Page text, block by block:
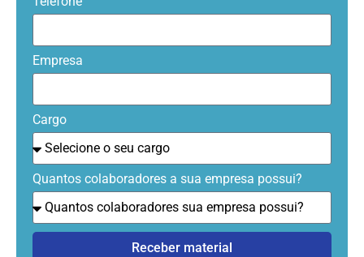
Empresa
Cargo
Quantos colaboradores a sua empresa possui?
Receber material